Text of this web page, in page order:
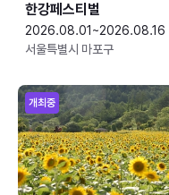
한강페스티벌
2026.08.01~2026.08.16
서울특별시 마포구
개최중